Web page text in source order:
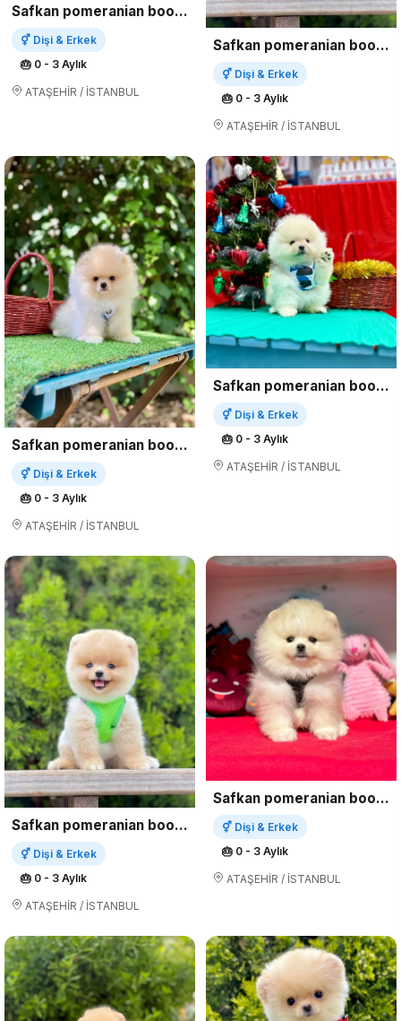
Safkan pomeranian boo yavrularımız
⚥ Dişi & Erkek
🎂 0 - 3 Aylık
ATAŞEHİR / İSTANBUL
Safkan pomeranian boo yavrularımız
⚥ Dişi & Erkek
🎂 0 - 3 Aylık
ATAŞEHİR / İSTANBUL
Safkan pomeranian boo yavrularımız
⚥ Dişi & Erkek
🎂 0 - 3 Aylık
ATAŞEHİR / İSTANBUL
Safkan pomeranian boo yavrularımız
⚥ Dişi & Erkek
🎂 0 - 3 Aylık
ATAŞEHİR / İSTANBUL
Safkan pomeranian boo yavrularımız
⚥ Dişi & Erkek
🎂 0 - 3 Aylık
ATAŞEHİR / İSTANBUL
Safkan pomeranian boo yavrularımız
⚥ Dişi & Erkek
🎂 0 - 3 Aylık
ATAŞEHİR / İSTANBUL